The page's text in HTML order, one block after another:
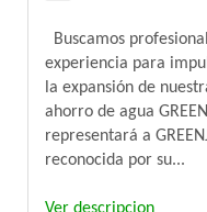
Buscamos
experiencia para
la expansión de
ahorro de agua
representará a
reconocida por su...